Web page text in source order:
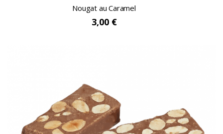
Nougat au Caramel
3,00 €